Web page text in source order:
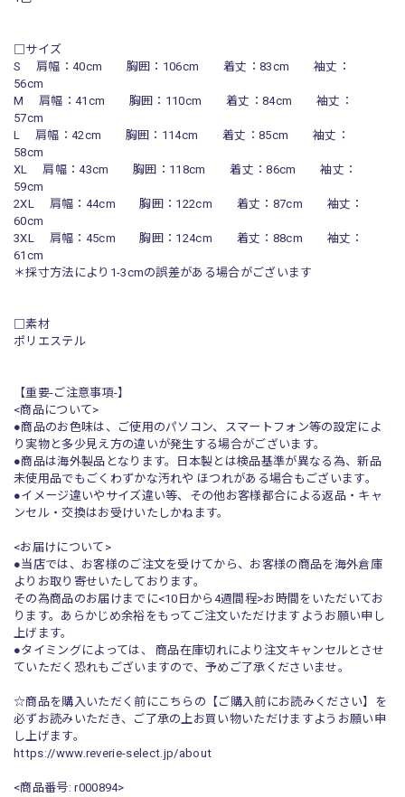
□サイズ
S 肩幅：40cm 胸囲：106cm 着丈：83cm 袖丈：
56cm
M 肩幅：41cm 胸囲：110cm 着丈：84cm 袖丈：
57cm
L 肩幅：42cm 胸囲：114cm 着丈：85cm 袖丈：
58cm
XL 肩幅：43cm 胸囲：118cm 着丈：86cm 袖丈：
59cm
2XL 肩幅：44cm 胸囲：122cm 着丈：87cm 袖丈：
60cm
3XL 肩幅：45cm 胸囲：124cm 着丈：88cm 袖丈：
61cm
＊採寸方法により1-3cmの誤差がある場合がございます
□素材
ポリエステル
【重要-ご注意事項-】
<商品について>
●商品のお色味は、ご使用のパソコン、スマートフォン等の設定によ
り実物と多少見え方の違いが発生する場合がございます。
●商品は海外製品となります。日本製とは検品基準が異なる為、新品
未使用品でもごくわずかな汚れや ほつれがある場合もございます。
●イメージ違いやサイズ違い等、その他お客様都合による返品・キャ
ンセル・交換はお受けいたしかねます。
<お届けについて>
●当店では、お客様のご注文を受けてから、お客様の商品を海外倉庫
よりお取り寄せいたしております。
その為商品のお届けまでに<10日から4週間程>お時間をいただいてお
ります。あらかじめ余裕をもってご注文いただけますようお願い申し
上げます。
●タイミングによっては、 商品在庫切れにより注文キャンセルとさせ
ていただく恐れもございますので、予めご了承くださいませ。
☆商品を購入いただく前にこちらの【ご購入前にお読みください】を
必ずお読みいただき、ご了承の上お買い物いただけますようお願い申
し上げます。
https://www.reverie-select.jp/about
<商品番号: r000894>